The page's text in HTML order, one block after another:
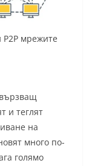
Р2Р мрежите
и теглят
на
много по-
голямо